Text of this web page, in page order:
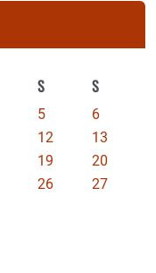
S S
5
6
12
13
19
20
26
27